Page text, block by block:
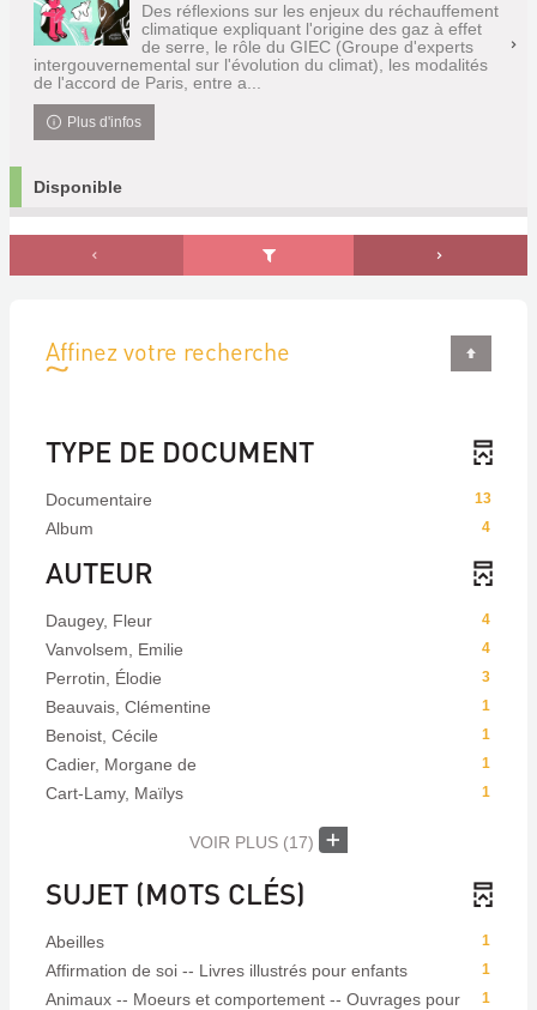
Des réflexions sur les enjeux du réchauffement
climatique expliquant l'origine des gaz à effet
de serre, le rôle du GIEC (Groupe d'experts
intergouvernemental sur l'évolution du climat), les modalités
de l'accord de Paris, entre a...
Plus d'infos
Disponible
Affinez votre recherche
TYPE DE DOCUMENT
13
Documentaire
4
Album
AUTEUR
4
Daugey, Fleur
4
Vanvolsem, Emilie
3
Perrotin, Élodie
1
Beauvais, Clémentine
1
Benoist, Cécile
1
Cadier, Morgane de
1
Cart-Lamy, Maïlys
VOIR PLUS (17)
SUJET (MOTS CLÉS)
1
Abeilles
1
Affirmation de soi -- Livres illustrés pour enfants
1
Animaux -- Moeurs et comportement -- Ouvrages pour